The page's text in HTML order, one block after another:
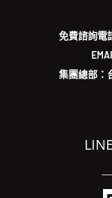
免費諮詢電
集團總部：